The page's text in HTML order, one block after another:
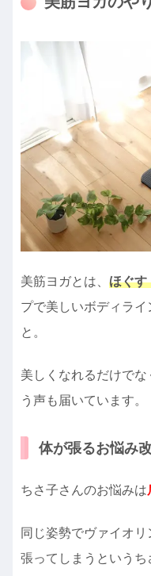
美筋ヨガとは、 ほぐす
プで美しいボディラ
と。
美しくなれるだけで
う声も届いています。
体が張るお悩み
ちさ子さんのお悩みは
同じ姿勢でヴァイオ
張ってしまうという